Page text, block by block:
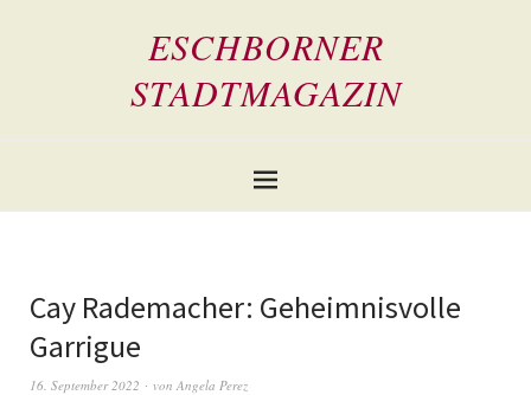
ESCHBORNER
STADTMAGAZIN
Cay Rademacher: Geheimnisvolle
Garrigue
16. September 2022 von Angela Perez